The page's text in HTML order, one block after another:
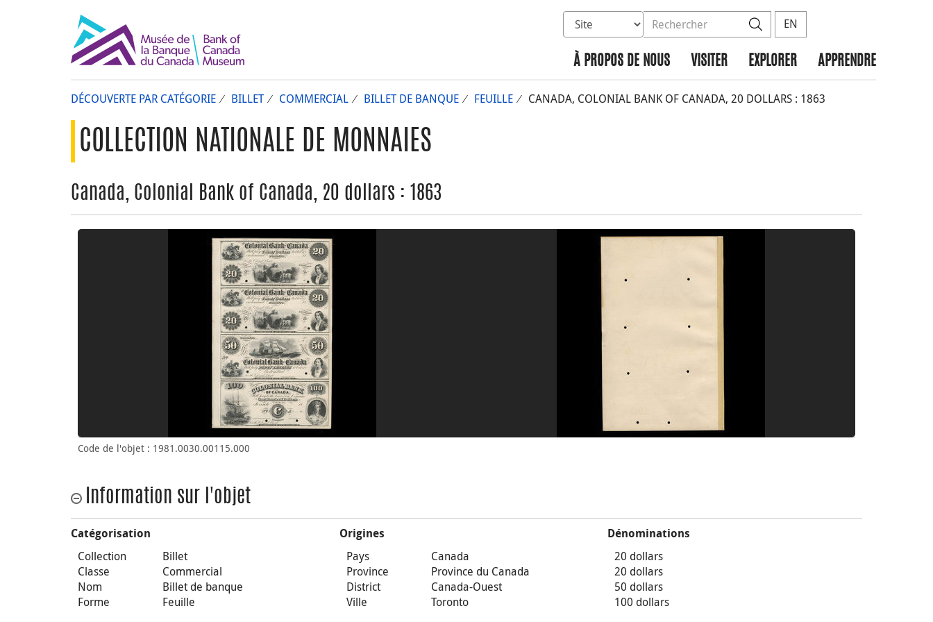
Sélectionnez la base de données à rechercher
Rechercher dans le site Rechercher
EN
À PROPOS DE NOUS VISITER EXPLORER APPRENDRE
DÉCOUVERTE PAR CATÉGORIE BILLET COMMERCIAL BILLET DE BANQUE FEUILLE CANADA, COLONIAL BANK OF CANADA, 20 DOLLARS : 1863
COLLECTION NATIONALE DE MONNAIES
Canada, Colonial Bank of Canada, 20 dollars : 1863
Code de l'objet : 1981.0030.00115.000
Information sur l'objet
Catégorisation
Collection
Billet
Classe
Commercial
Nom
Billet de banque
Forme
Feuille
Origines
Pays
Canada
Province
Province du Canada
District
Canada-Ouest
Ville
Toronto
Dénominations
20 dollars
20 dollars
50 dollars
100 dollars